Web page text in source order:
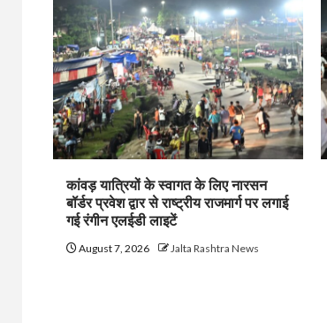
कांवड़ यात्रियों के स्वागत के लिए नारसन
बॉर्डर प्रवेश द्वार से राष्ट्रीय राजमार्ग पर लगाई
गई रंगीन एलईडी लाइटें
August 7, 2026 Jalta Rashtra News